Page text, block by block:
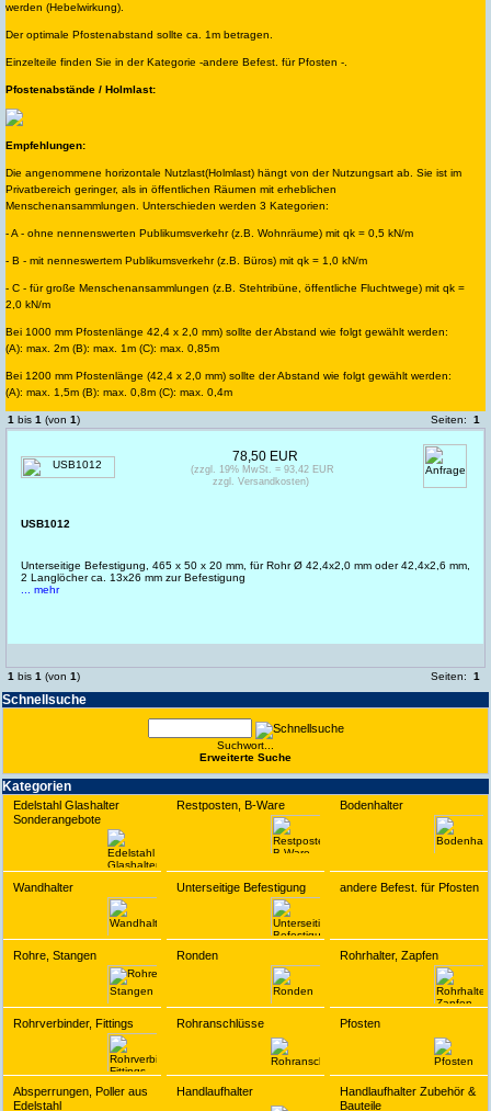
Schnell­suche
Suchwort...
Erwei­terte Suche
Kate­gorien
Edelstahl Glashalter
Sonderangebote
Restposten, B-Ware Bodenhalter
Wandhalter Unterseitige Befestigung andere Befest. für Pfosten
Rohre, Stangen Ronden Rohrhalter, Zapfen
Rohrverbinder, Fittings Rohranschlüsse Pfosten
Absperrungen, Poller aus
Edelstahl
Handlaufhalter
Handlaufhalter Zubehör &
Bauteile
werden (Hebelwirkung).
Der optimale Pfostenabstand sollte ca. 1m betragen.
Einzelteile finden Sie in der Kategorie -andere Befest. für Pfosten -.
Pfostenabstände / Holmlast:
Empfehlungen:
Die angenommene horizontale Nutzlast(Holmlast) hängt von der Nutzungsart ab. Sie ist im
Privatbereich geringer, als in öffentlichen Räumen mit erheblichen
Menschenansammlungen. Unterschieden werden 3 Kategorien:
- A - ohne nennenswerten Publikumsverkehr (z.B. Wohnräume) mit qk = 0,5 kN/m
- B - mit nenneswertem Publikumsverkehr (z.B. Büros) mit qk = 1,0 kN/m
- C - für große Menschenansammlungen (z.B. Stehtribüne, öffentliche Fluchtwege) mit qk =
2,0 kN/m
Bei 1000 mm Pfostenlänge 42,4 x 2,0 mm) sollte der Abstand wie folgt gewählt werden:
(A): max. 2m (B): max. 1m (C): max. 0,85m
Bei 1200 mm Pfostenlänge (42,4 x 2,0 mm) sollte der Abstand wie folgt gewählt werden:
(A): max. 1,5m (B): max. 0,8m (C): max. 0,4m
1 bis 1 (von 1) Seiten: 1
USB1012
Unterseitige Befestigung, 465 x 50 x 20 mm, für Rohr Ø 42,4x2,0 mm oder 42,4x2,6 mm,
2 Langlöcher ca. 13x26 mm zur Befestigung
... mehr
78,50 EUR
(zzgl. 19% MwSt. = 93,42 EUR
zzgl. Versandkosten)
1 bis 1 (von 1) Seiten: 1